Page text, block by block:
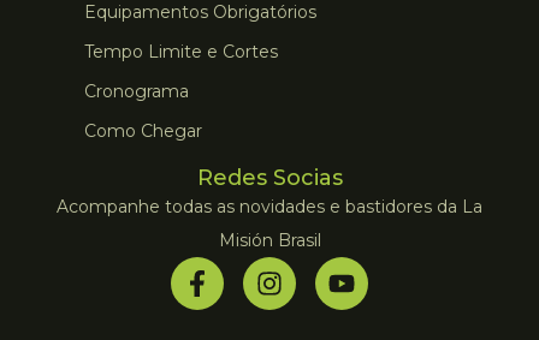
Equipamentos Obrigatórios
Tempo Limite e Cortes
Cronograma
Como Chegar
Redes Socias
Acompanhe todas as novidades e bastidores da La
Misión Brasil